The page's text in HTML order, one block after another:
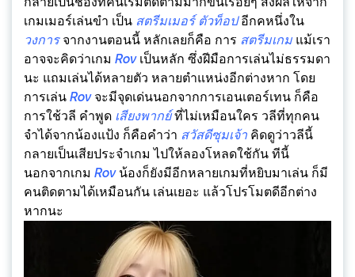
เกมเมอร์เล่นขำ เป็น สตรีมเมอร์ ตัวท็อปอีกคหนึ่งใน
วงการจากงานตอนนี้ หลักเลยก็คือ การ สตรีมเกม แม้เรา
อาจจะคิดว่าเกม Rovเป็นหลัก ซึ่งฝีมือการเล่นไม่ธรรมดา
นะ แถมเล่นได้หลายตัว หลายตำแหน่งอีกต่างหาก โดย
การเล่น Rovจะมีจุดเด่นนอกจากการเอนเตอร์เทน ก็คือ
การใช้วลี คำพูด เสียงพากย์ที่ไม่เหมือนใคร วลีที่ทุกคน
จำได้จากน้องแป้ง ก็คือคำว่า สวัสดีซุมเจ้า คิดดูว่าวลีนี้
กลายเป็นเสียประจำเกม ไปให้ลองโหลดใช้กัน ทีนี้
นอกจากเกม Rovน้องก็ยังมีอีกหลายเกมที่หยิบมาเล่น ก็มี
คนติดตามได้เหมือนกัน เล่นเยอะ แล้วโปรโมตดีอีกต่าง
หากนะ